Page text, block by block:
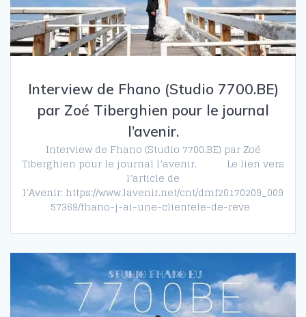
Interview de Fhano (Studio 7700.BE)
par Zoé Tiberghien pour le journal
l’avenir.
Interview de Fhano (Studio 7700.BE) par Zoé
Tiberghien pour le journal l’avenir. Le lien vers
l’article de
l’Avenir: https://www.lavenir.net/cnt/dmf20170209_009
57369/fhano-j-ai-une-clientele-de-reve